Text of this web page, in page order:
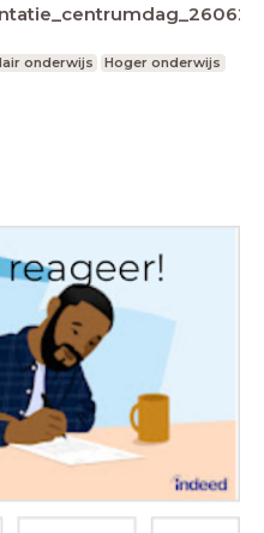
onderwijs Hoger onderwijs